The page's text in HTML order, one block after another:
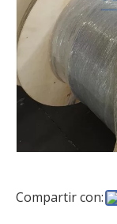
Compartir con: